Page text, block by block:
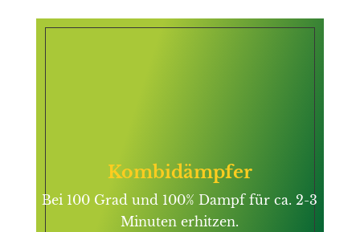
Kombidämpfer
Bei 100 Grad und 100% Dampf für ca. 2-3
Minuten erhitzen.